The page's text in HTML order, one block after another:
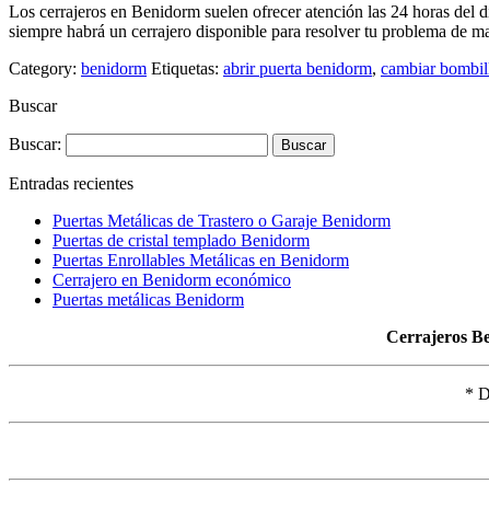
Los cerrajeros en Benidorm suelen ofrecer atención las 24 horas del
siempre habrá un cerrajero disponible para resolver tu problema de
Category: benidorm Etiquetas: abrir puerta benidorm, cambiar
Buscar
Buscar:
Entradas recientes
Puertas Metálicas de Trastero o Garaje Benidorm
Puertas de cristal templado Benidorm
Puertas Enrollables Metálicas en Benidorm
Cerrajero en Benidorm económico
Puertas metálicas Benidorm
Cerrajeros
*